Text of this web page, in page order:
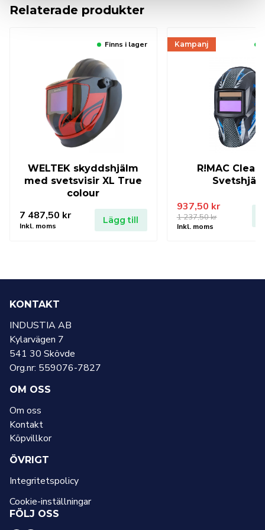
Relaterade produkter
Finns i lager
WELTEK skyddshjälm
med svetsvisir XL True
colour
7 487,50 kr
Inkl. moms
Lägg till
Kampanj
R!MAC
1 237,50kr
Det
ursprungliga
237,50 kr.
937,50 kr
Det
nuvarande
Inkl. moms
KONTAKT
INDUSTIA AB
Kylarvägen 7
541 30 Skövde
Org.nr: 559076-7827
OM OSS
Om oss
Kontakt
Köpvillkor
ÖVRIGT
Integritetspolicy
Cookie-inställningar
FÖLJ OSS